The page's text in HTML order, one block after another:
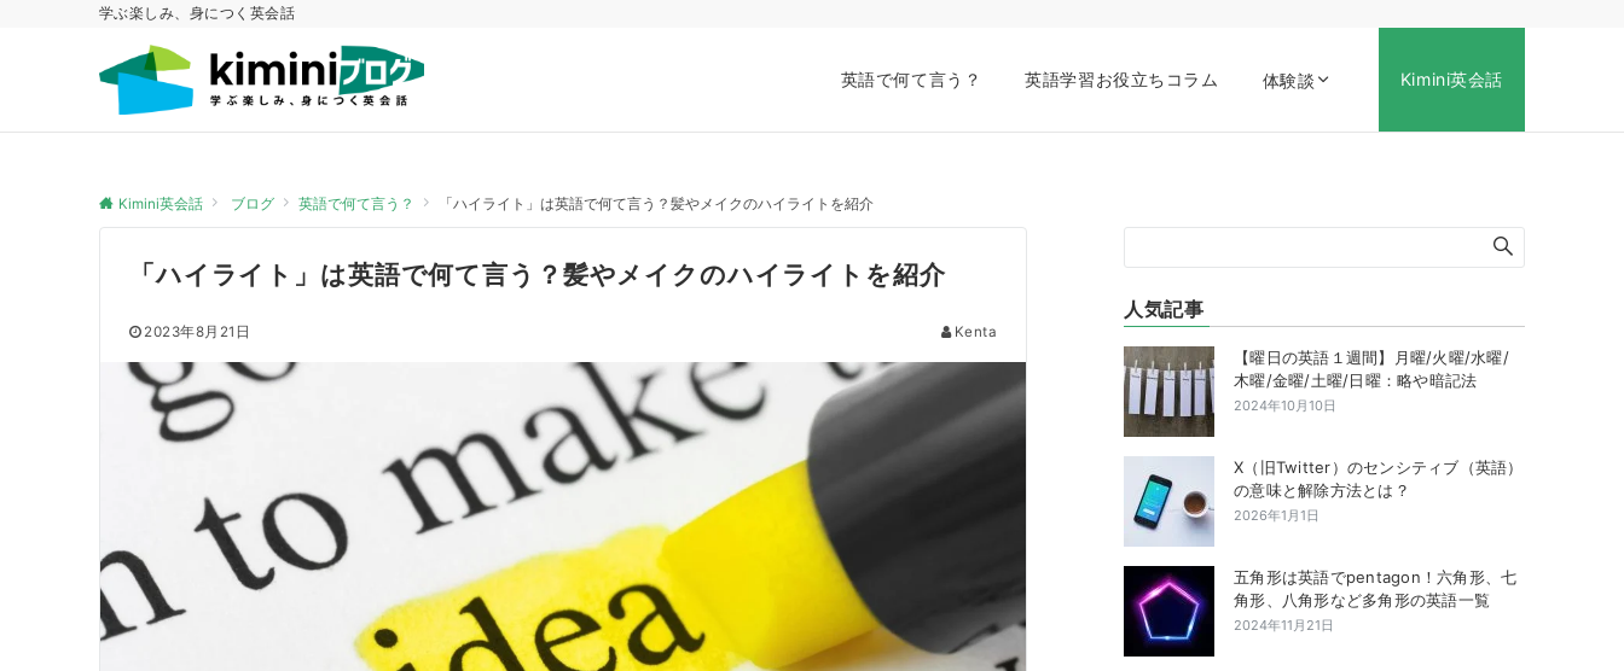
学ぶ楽しみ、身につく英会話
英語で何て言う？ 英語学習お役立ちコラム 体験談 Kimini英会話
Kimini英会話 ブログ 英語で何て言う？ 「ハイライト」は英語で何て言う？髪やメイクのハイライトを紹介
「ハイライト」は英語で何て言う？髪やメイクのハイライトを紹介
2023年8月21日 Kenta
人気記事
【曜日の英語１週間】月曜/火曜/水曜/
木曜/金曜/土曜/日曜：略や暗記法
2024年10月10日
X（旧Twitter）のセンシティブ（英語）
の意味と解除方法とは？
2026年1月1日
五角形は英語でpentagon！六角形、七
角形、八角形など多角形の英語一覧
2024年11月21日